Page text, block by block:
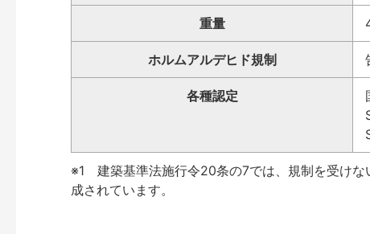
重量
ホルムアルデヒド規制
各種認定
※1 建築基準法施行令20条の7では、規制を受け
成されています。